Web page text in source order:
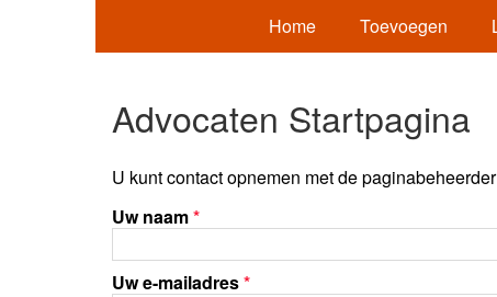
Home Toevoegen
Advocaten Startpagina
U kunt contact opnemen met de
Uw naam*
Uw e-mailadres*